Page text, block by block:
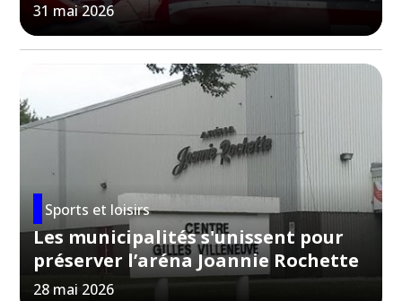
31 mai 2026
Sports et loisirs
Les municipalités s'unissent pour
préserver l’aréna Joannie Rochette
28 mai 2026